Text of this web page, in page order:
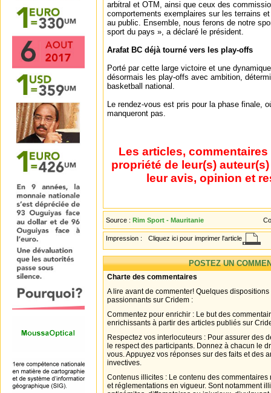
arbitral et OTM, ainsi que ceux des
comportements exemplaires sur les terrains
au public. Ensemble, nous ferons de notre
sport du pays », a déclaré le président.
Arafat BC déjà tourné vers les play-offs
Porté par cette large victoire et une
désormais les play-offs avec ambition,
basketball national.
Le rendez-vous est pris pour la phase finale,
manqueront pas.
Les articles,
propriété de leur(s)
leur avis, opinion et
Source : Rim Sport - Mauritanie
Impression : Cliquez ici pour imprimer l'article
POSTEZ UN
Charte des commentaires
A lire avant de commenter! Quelques
passionnants sur Cridem :
Commentez pour enrichir : Le but des
enrichissants à partir des articles publiés sur
Respectez vos interlocuteurs : Pour assurer des
le respect des participants. Donnez à chacun le
vous. Appuyez vos réponses sur des faits et des
invectives.
Contenus illicites : Le contenu des
et réglementations en vigueur. Sont notamment